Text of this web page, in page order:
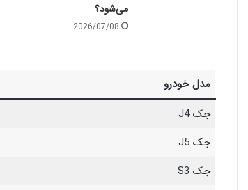
می‌شود؟
2026/07/08
مدل خودرو
جک J4
جک J5
جک S3